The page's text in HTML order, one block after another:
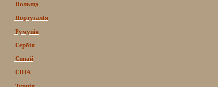
Польща
Португалія
Румунія
Сербія
Синай
США